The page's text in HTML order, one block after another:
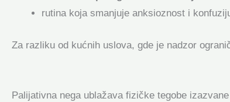
rutina koja smanjuje anksioznost i
Za razliku od kućnih uslova, gde je nadzor
Palijativna nega ublažava fizičke tegobe